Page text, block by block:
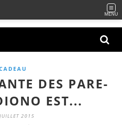
MENU
DES PARE-
EST...
2015